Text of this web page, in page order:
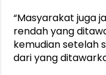
“Masyarakat juga
rendah yang
kemudian setelah
dari yang